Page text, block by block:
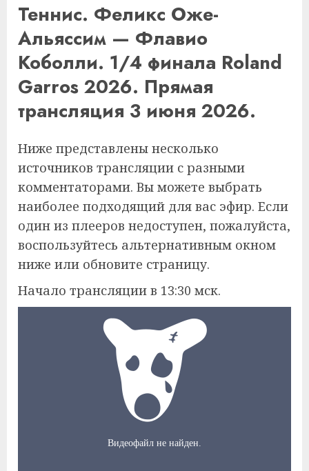
Теннис. Феликс Оже-
Альяссим — Флавио
Коболли. 1/4 финала Roland
Garros 2026. Прямая
трансляция 3 июня 2026.
Ниже представлены несколько
источников трансляции с разными
комментаторами. Вы можете выбрать
наиболее подходящий для вас эфир. Если
один из плееров недоступен, пожалуйста,
воспользуйтесь альтернативным окном
ниже или обновите страницу.
Начало трансляции в 13:30 мск.